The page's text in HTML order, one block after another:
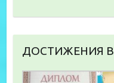
ДОСТИЖЕНИЯ